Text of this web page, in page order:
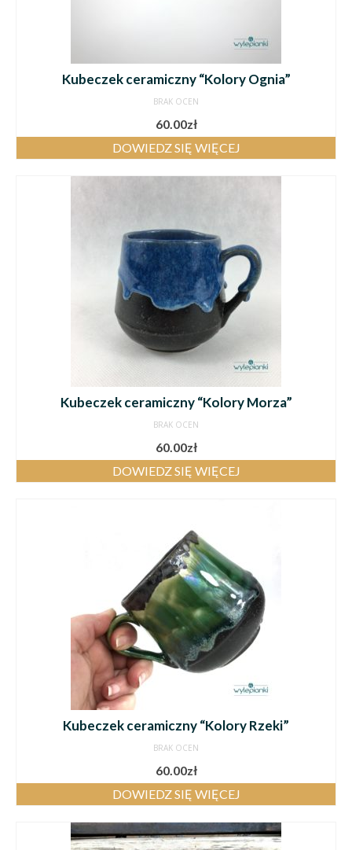
Kubeczek ceramiczny “Kolory Ognia”
BRAK OCEN
60.00zł
DOWIEDZ SIĘ WIĘCEJ
Kubeczek ceramiczny “Kolory Morza”
BRAK OCEN
60.00zł
DOWIEDZ SIĘ WIĘCEJ
Kubeczek ceramiczny “Kolory Rzeki”
BRAK OCEN
60.00zł
DOWIEDZ SIĘ WIĘCEJ